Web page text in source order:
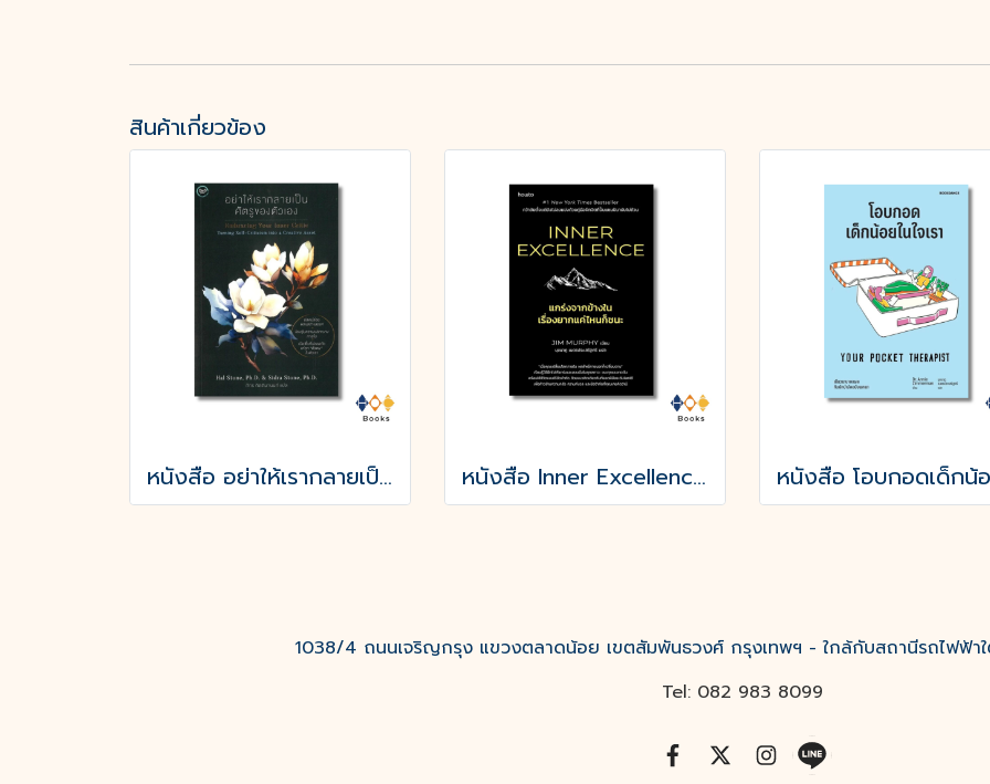
สินค้าเกี่ยวข้อง
หนังสือ อย่าให้เรากลายเป็นศัตรูของตัวเอง หนังสือ Inner Excellence แกร่งจากข้างใน เรื่องยากแค่ไหนก็ชนะ
1038/4 ถนนเจริญกรุง แขวงตลาดน้อย เขตสัมพันธวงศ์ กรุงเทพฯ - ใกล้กับสถานีรถไฟฟ้า
Tel: 082 983 8099